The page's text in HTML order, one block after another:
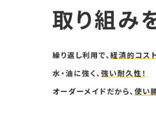
繰り返し利⽤で、経済的コス
水・油に強く、強い耐久性！
オーダーメイドだから、使い